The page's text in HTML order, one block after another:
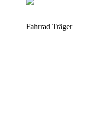
Fahrrad Träger